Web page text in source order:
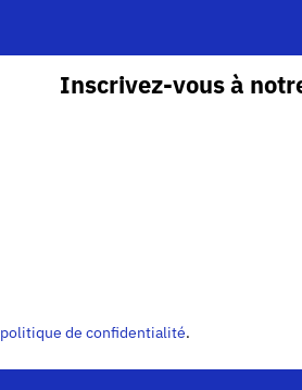
Inscrivez-vous à
politique de confidentialité.